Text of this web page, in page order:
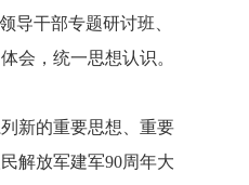
导干部专题研讨班、
会，统一思想认识。
新的重要思想、重要
解放军建军90周年大